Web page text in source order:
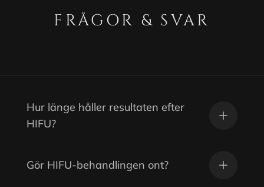
FRÅGOR & SVAR
Hur länge håller resultaten efter
HIFU?
Gör HIFU-behandlingen ont?